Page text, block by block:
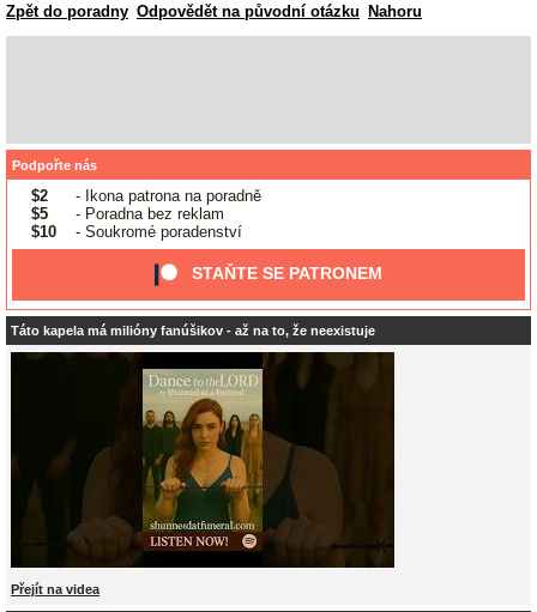
Zpět do poradny Odpovědět na původní otázku Nahoru
Podpořte nás
$2
- Ikona patrona na poradně
$5
- Poradna bez reklam
$10
- Soukromé poradenství
STAŇTE SE PATRONEM
Táto kapela má milióny fanúšikov - až na to, že neexistuje
Přejít na videa